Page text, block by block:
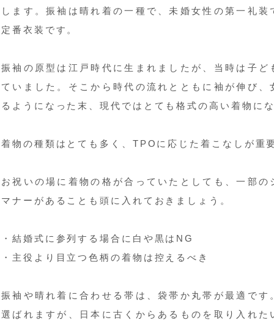
します。振袖は晴れ着の一種で、未婚女性の第一礼
定番衣装です。
振袖の原型は江戸時代に生まれましたが、当時は子
ていました。そこから時代の流れとともに袖が伸び
るようになった末、現代ではとても格式の高い着物に
着物の種類はとても多く、TPOに応じた着こなしが重
お祝いの場に着物の格が合っていたとしても、一部
マナーがあることも頭に入れておきましょう。
・結婚式に参列する場合に白や黒はNG
・主役より目立つ色柄の着物は控えるべき
振袖や晴れ着に合わせる帯は、袋帯か丸帯が最適で
選ばれますが、日本に古くからあるものを取り入れ